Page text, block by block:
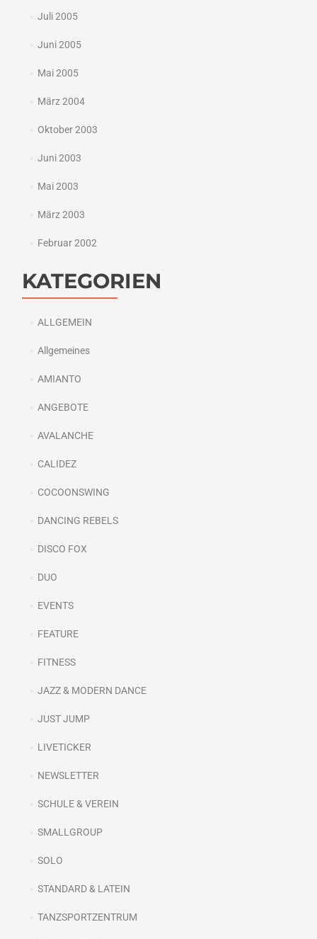
Juli 2005
Juni 2005
Mai 2005
März 2004
Oktober 2003
Juni 2003
Mai 2003
März 2003
Februar 2002
KATEGORIEN
ALLGEMEIN
Allgemeines
AMIANTO
ANGEBOTE
AVALANCHE
CALIDEZ
COCOONSWING
DANCING REBELS
DISCO FOX
DUO
EVENTS
FEATURE
FITNESS
JAZZ & MODERN DANCE
JUST JUMP
LIVETICKER
NEWSLETTER
SCHULE & VEREIN
SMALLGROUP
SOLO
STANDARD & LATEIN
TANZSPORTZENTRUM